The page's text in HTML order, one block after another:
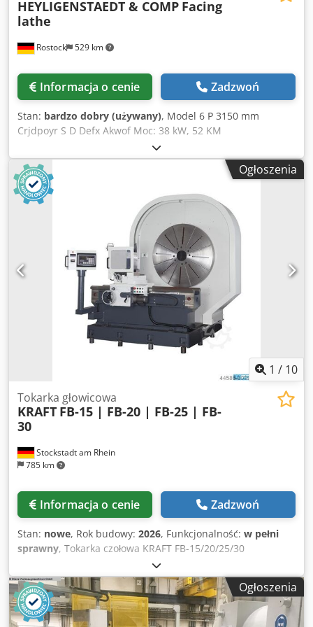
Rostock 529 km
HEYLIGENSTAEDT & COMP Facing
lathe
Informacja o cenie Zadzwoń
Stan: bardzo dobry (używany), Model 6 P 3150 mm
Crjdpoyr S D Defx Akwof Moc: 38 kW, 52 KM
Ogłoszenia
1 / 10
Stockstadt am Rhein
785 km
Tokarka głowicowa
KRAFT FB-15 | FB-20 | FB-25 | FB-
30
Informacja o cenie Zadzwoń
Stan: nowe, Rok budowy: 2026, Funkcjonalność: w pełni
sprawny, Tokarka czołowa KRAFT FB-15/20/25/30
fabrycznie nowa · tarcza uchwytowa 1500-3000 mm · CNC
lub konwencjonalna FABRYCZNIE NOWA TOKARKA
CZOŁOWA KRAFT SERII FB — DO OBRÓBKI DUŻYCH DETALI
TARCZOWYCH DO 2 T NA WYSIĘGU Seria KRAFT FB
umożliwia ekonomiczną obróbkę dużych, płaskich
Ogłoszenia